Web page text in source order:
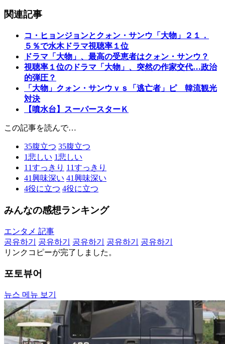
関連記事
コ・ヒョンジョンとクォン・サンウ「大物」２１．
５％で水木ドラマ視聴率１位
ドラマ「大物」、最高の受恵者はクォン・サンウ？
視聴率１位のドラマ「大物」、突然の作家交代…政治
的弾圧？
「大物」クォン・サンウｖｓ「逃亡者」ピ 韓流観光
対決
【噴水台】スーパースターＫ
この記事を読んで…
35腹立つ 35腹立つ
1悲しい 1悲しい
11すっきり 11すっきり
41興味深い 41興味深い
4役に立つ 4役に立つ
みんなの感想ランキング
エンタメ 記事
공유하기
공유하기 공유하기 공유하기
공유하기
リンクコピーが完了しました。
포토뷰어
뉴스 메뉴 보기